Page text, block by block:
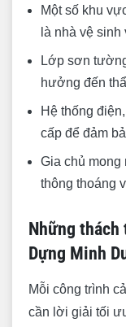
Tham khảo
Quận 8
Quy trình
của Xây
Liên hệ
báo giá
Một số khu
là nhà vệ sinh
Lớp sơn
hưởng đến
Hệ thống
cấp để đảm
Gia chủ mong
thông thoáng
Những thách
Dựng Minh
Mỗi công trình
cần lời giải tối